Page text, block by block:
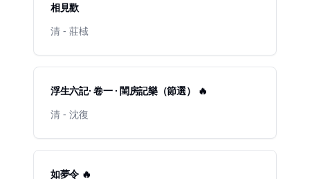
相見歡
清 - 莊棫
浮生六記· 卷一 · 閨房記樂（節選） 🔥
清 - 沈復
如夢令 🔥